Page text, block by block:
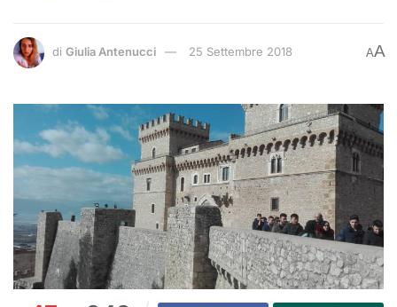
di Giulia Antenucci 25 Settembre 2018 AA